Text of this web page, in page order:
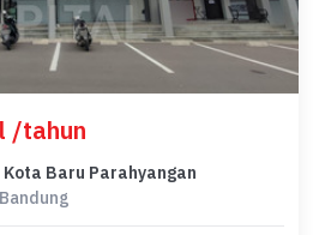
/tahun
Baru Parahyangan